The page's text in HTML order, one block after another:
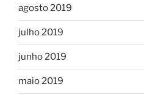
agosto 2019
julho 2019
junho 2019
maio 2019